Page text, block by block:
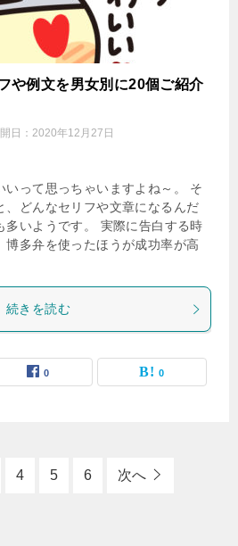
や例文を男女別に20個ご紹介
日： 2020年12月27日
いって思っちゃいますよね～。 そ
、どんなセリフや文章になるんだ
多いようです。 実際に告白する時
博多弁を使ったほうが成功率が高
続きを読む
0 0
4 5 6 次へ